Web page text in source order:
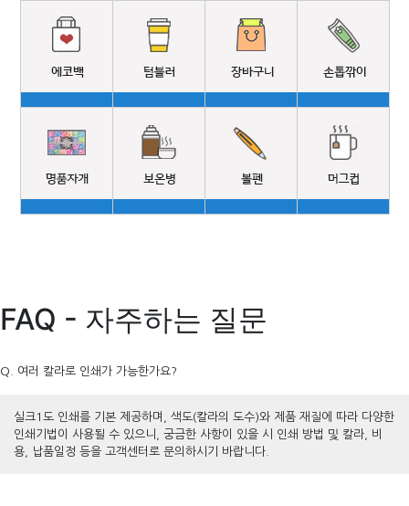
FAQ - 자주하는 질문
Q. 여러 칼라로 인쇄가 가능한가요?
실크1도 인쇄를 기본 제공하며, 색도(칼라의 도수)와 제품 재질에 따라 다양한
인쇄기법이 사용될 수 있으니, 궁금한 사항이 있을 시 인쇄 방법 및 칼라, 비
용, 납품일정 등을 고객센터로 문의하시기 바랍니다.